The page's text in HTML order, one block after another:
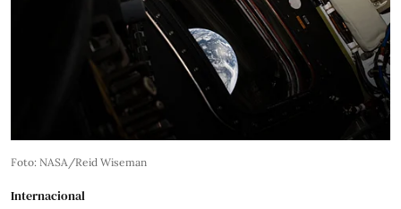
Foto: NASA/Reid Wiseman
Internacional